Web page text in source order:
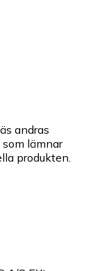
andras
lämnar
produkten.